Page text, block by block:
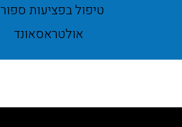
טיפול בפציעות
אולטראסאונד